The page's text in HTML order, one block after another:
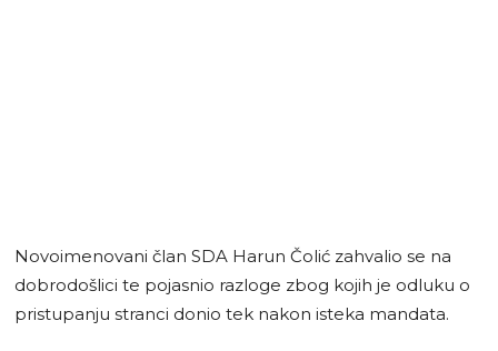
Novoimenovani član SDA Harun Čolić zahvalio se na
dobrodošlici te pojasnio razloge zbog kojih je odluku o
pristupanju stranci donio tek nakon isteka mandata.